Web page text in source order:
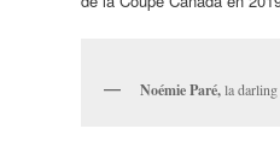
Noémie Paré,la darling